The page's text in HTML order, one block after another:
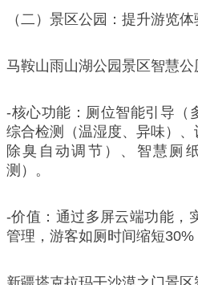
（二）景区公园：提升游览
马鞍山雨山湖公园景区智慧公
-核心功能：厕位智能引导（
综合检测（温湿度、异味）、
除臭自动调节）、智慧厕
测）。
-价值：通过多屏云端功能，
管理，游客如厕时间缩短30%